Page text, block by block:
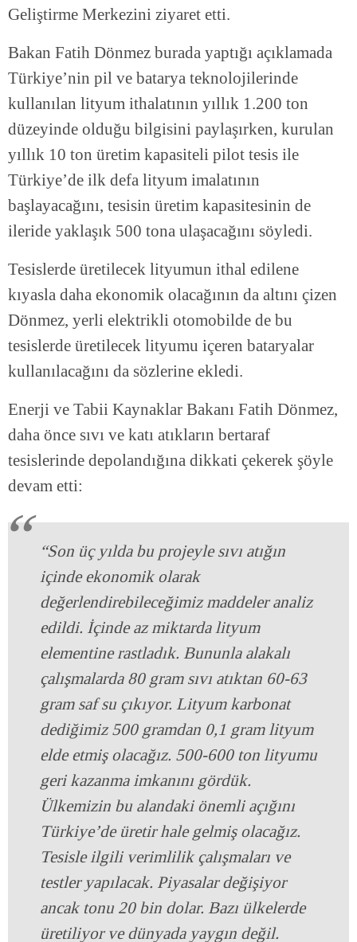
Geliştirme Merkezini ziyaret etti.
Bakan Fatih Dönmez burada yaptığı açıklamada
Türkiye’nin pil ve batarya teknolojilerinde
kullanılan lityum ithalatının yıllık 1.200 ton
düzeyinde olduğu bilgisini paylaşırken, kurulan
yıllık 10 ton üretim kapasiteli pilot tesis ile
Türkiye’de ilk defa lityum imalatının
başlayacağını, tesisin üretim kapasitesinin de
ileride yaklaşık 500 tona ulaşacağını söyledi.
Tesislerde üretilecek lityumun ithal edilene
kıyasla daha ekonomik olacağının da altını çizen
Dönmez, yerli elektrikli otomobilde de bu
tesislerde üretilecek lityumu içeren bataryalar
kullanılacağını da sözlerine ekledi.
Enerji ve Tabii Kaynaklar Bakanı Fatih Dönmez,
daha önce sıvı ve katı atıkların bertaraf
tesislerinde depolandığına dikkati çekerek şöyle
devam etti:
“Son üç yılda bu projeyle sıvı atığın
içinde ekonomik olarak
değerlendirebileceğimiz maddeler analiz
edildi. İçinde az miktarda lityum
elementine rastladık. Bununla alakalı
çalışmalarda 80 gram sıvı atıktan 60-63
gram saf su çıkıyor. Lityum karbonat
dediğimiz 500 gramdan 0,1 gram lityum
elde etmiş olacağız. 500-600 ton lityumu
geri kazanma imkanını gördük.
Ülkemizin bu alandaki önemli açığını
Türkiye’de üretir hale gelmiş olacağız.
Tesisle ilgili verimlilik çalışmaları ve
testler yapılacak. Piyasalar değişiyor
ancak tonu 20 bin dolar. Bazı ülkelerde
üretiliyor ve dünyada yaygın değil.